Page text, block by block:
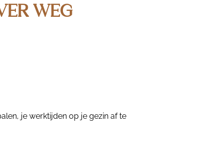
WEG
je werktijden op je gezin af te